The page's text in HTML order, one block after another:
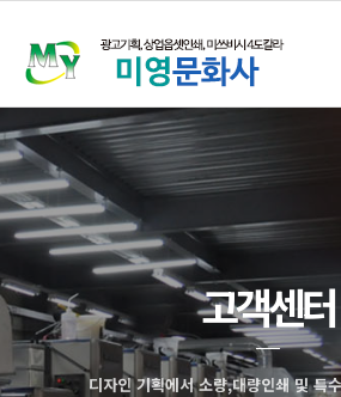
고객센터
디자인 기획에서 소량,대량인쇄 및 특